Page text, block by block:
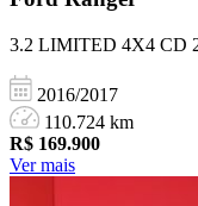
3.2 LIMITED 4X4 CD
2016/2017
110.724 km
R$ 169.900
Ver mais